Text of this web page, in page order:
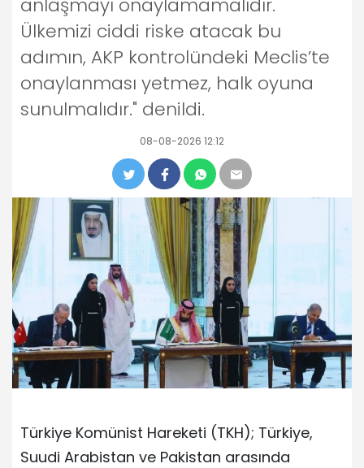
anlaşmayı onaylamamalıdır.
Ülkemizi ciddi riske atacak bu
adımın, AKP kontrolündeki Meclis’te
onaylanması yetmez, halk oyuna
sunulmalıdır." denildi.
08-08-2026 12:12
Türkiye Komünist Hareketi (TKH); Türkiye,
Suudi Arabistan ve Pakistan arasında